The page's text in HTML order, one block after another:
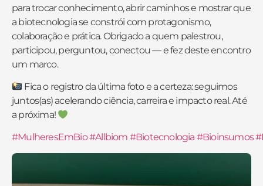
para trocar conhecimento, abrir caminhos e mostrar que
a biotecnologia se constrói com protagonismo,
colaboração e prática. Obrigado a quem palestrou,
participou, perguntou, conectou — e fez deste encontro
um marco.
Fica o registro da última foto e a certeza: seguimos
juntos(as) acelerando ciência, carreira e impacto real. Até
a próxima!
#MulheresEmBio#Allbiom #Biotecnologia #Bioinsumos